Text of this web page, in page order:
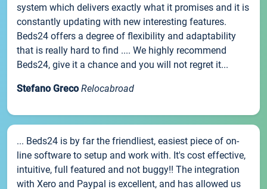
system which delivers exactly what it promises and it is
constantly updating with new interesting features.
Beds24 offers a degree of flexibility and adaptability
that is really hard to find .... We highly recommend
Beds24, give it a chance and you will not regret it...
Stefano Greco Relocabroad
... Beds24 is by far the friendliest, easiest piece of on-
line software to setup and work with. It's cost effective,
intuitive, full featured and not buggy!! The integration
with Xero and Paypal is excellent, and has allowed us